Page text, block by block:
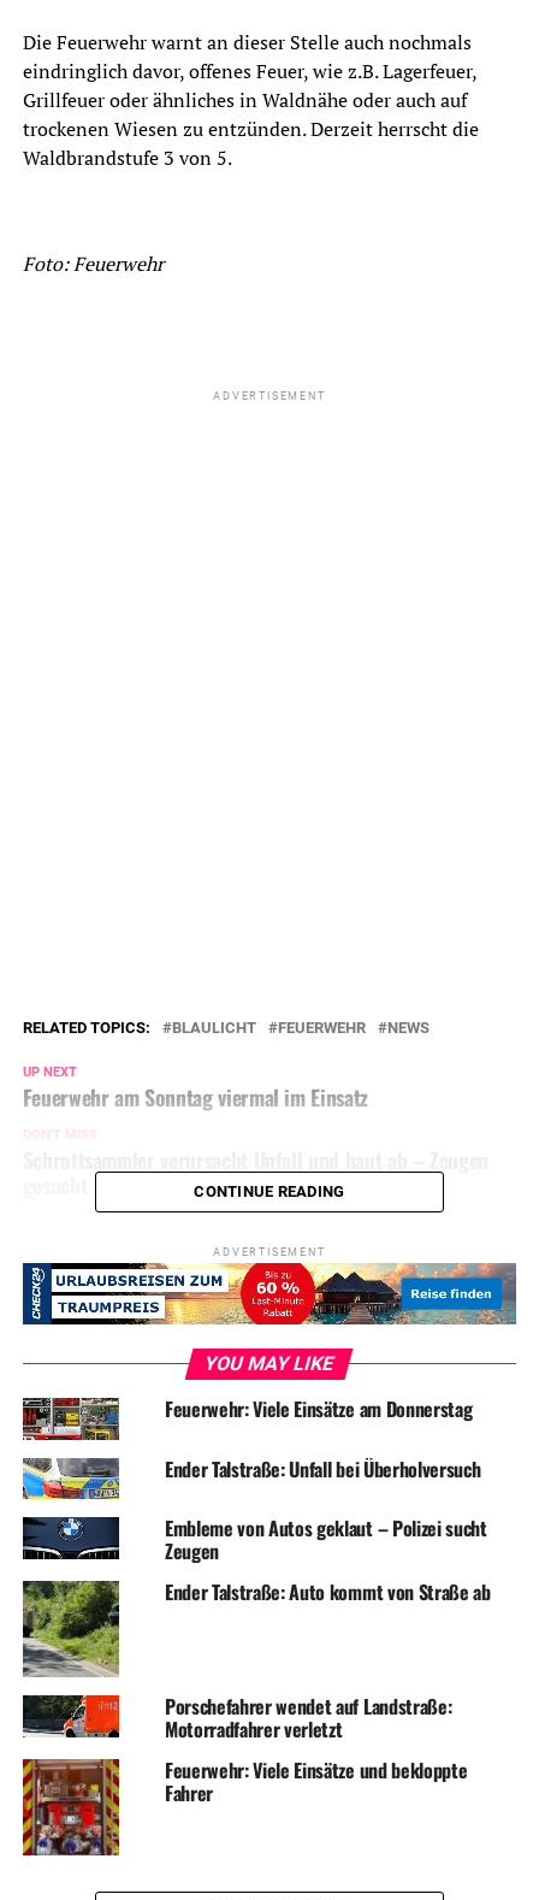
Die Feuerwehr warnt an dieser Stelle auch nochmals
eindringlich davor, offenes Feuer, wie z.B. Lagerfeuer,
Grillfeuer oder ähnliches in Waldnähe oder auch auf
trockenen Wiesen zu entzünden. Derzeit herrscht die
Waldbrandstufe 3 von 5.
Foto: Feuerwehr
ADVERTISEMENT
RELATED TOPICS: BLAULICHT FEUERWEHR NEWS
UP NEXT
Feuerwehr am Sonntag viermal im Einsatz
DON'T MISS
CONTINUE READING
ADVERTISEMENT
YOU MAY LIKE
Feuerwehr: Viele Einsätze am Donnerstag
Ender Talstraße: Unfall bei Überholversuch
Embleme von Autos geklaut – Polizei sucht
Zeugen
Ender Talstraße: Auto kommt von Straße ab
Porschefahrer wendet auf Landstraße:
Motorradfahrer verletzt
Feuerwehr: Viele Einsätze und bekloppte
Fahrer